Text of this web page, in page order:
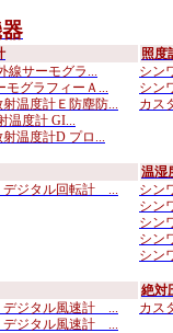
線サーモグラ...
モグラフィーＡ...
温度計Ｅ防塵防...
温度計 GI...
温度計D プロ...
照度
シン
シン
カス
ジタル回転計 ...
温湿
シン
シン
シン
シン
シン
ジタル風速計 ...
ジタル風速計 ...
絶対
カス